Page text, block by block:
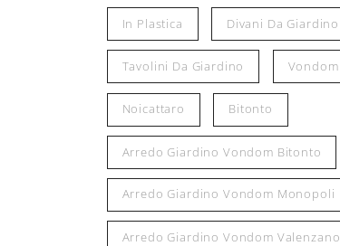
In Plastica Divani Da Giardino
Tavolini Da Giardino Vondom
Noicattaro Bitonto
Arredo Giardino Vondom Bitonto
Arredo Giardino Vondom Monopoli
Arredo Giardino Vondom Valenzano